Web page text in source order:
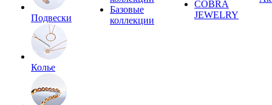
Подвески
Колье
Базовые
коллекции
COBRA
JEWELRY